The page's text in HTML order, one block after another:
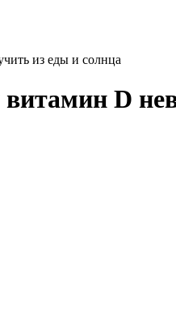
из еды и солнца
D